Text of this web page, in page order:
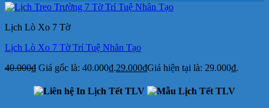
Lịch Lò Xo 7 Tờ
Lịch Lò Xo 7 Tờ Trí Tuệ Nhân Tạo
40.000₫ Giá gốc là: 40.000₫.29.000₫Giá hiện tại là: 29.000₫.